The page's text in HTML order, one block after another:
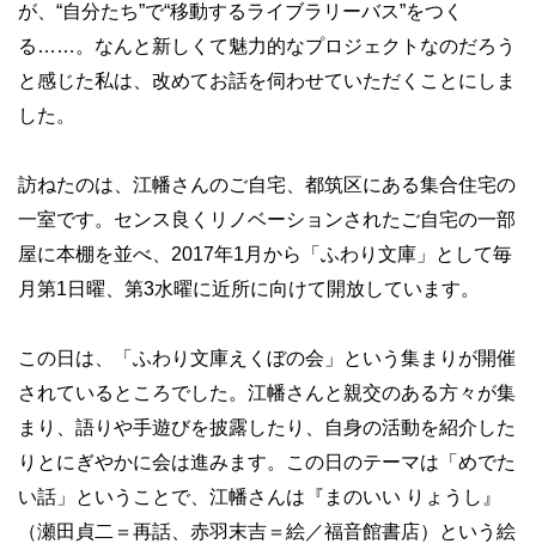
が、“自分たち”で“移動するライブラリーバス”をつく
る……。なんと新しくて魅力的なプロジェクトなのだろう
と感じた私は、改めてお話を伺わせていただくことにしま
した。
訪ねたのは、江幡さんのご自宅、都筑区にある集合住宅の
一室です。センス良くリノベーションされたご自宅の一部
屋に本棚を並べ、2017年1月から「ふわり文庫」として毎
月第1日曜、第3水曜に近所に向けて開放しています。
この日は、「ふわり文庫えくぼの会」という集まりが開催
されているところでした。江幡さんと親交のある方々が集
まり、語りや手遊びを披露したり、自身の活動を紹介した
りとにぎやかに会は進みます。この日のテーマは「めでた
い話」ということで、江幡さんは『まのいい りょうし』
（瀬田貞二＝再話、赤羽末吉＝絵／福音館書店）という絵